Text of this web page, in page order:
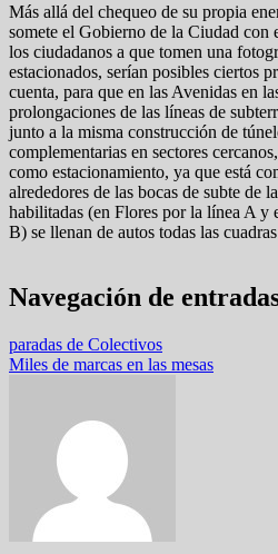
Más allá del chequeo de su propia
somete el Gobierno de la Ciudad con
los ciudadanos a que tomen una
estacionados, serían posibles ciertos
cuenta, para que en las Avenidas en
prolongaciones de las líneas de
junto a la misma construcción de
complementarias en sectores
como estacionamiento, ya que está
alrededores de las bocas de subte de
habilitadas (en Flores por la línea A
B) se llenan de autos todas las
Navegación de
paradas de Colectivos
Miles de marcas en las mesas